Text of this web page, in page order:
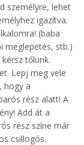
személyre, lehet
igazítva.
(baba
meglepetés, stb.)
tőlünk.
Lepj meg vele
hogy a
rész alatt! A
Add át a
rész színe már
csillogós.